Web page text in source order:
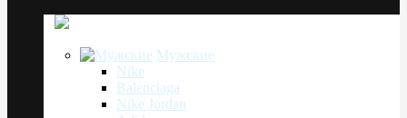
Мужские
Nike
Balenciaga
Nike Jordan